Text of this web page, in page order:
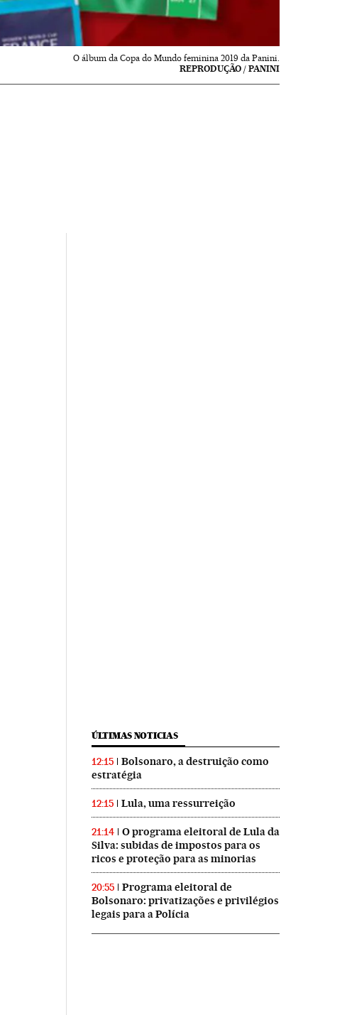
O álbum da Copa do Mundo feminina 2019 da Panini.
REPRODUÇÃO / PANINI
ÚLTIMAS NOTICIAS
12:15
Bolsonaro, a destruição como
estratégia
12:15 Lula, uma ressurreição
21:14
O programa eleitoral de Lula da
Silva: subidas de impostos para os
ricos e proteção para as minorias
20:55
Programa eleitoral de
Bolsonaro: privatizações e privilégios
legais para a Polícia